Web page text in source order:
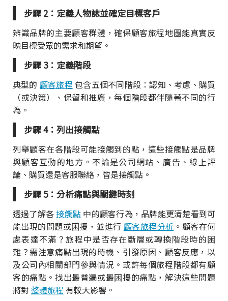
步驟 2：定義人物誌並確定目標客戶
辨識品牌的主要顧客群體，確保顧客旅程地圖能真實反
映目標受眾的需求和期望。
步驟 3：定義階段
典型的 顧客旅程 包含五個不同階段：認知、考慮、購買
（或決策）、保留和推廣，每個階段都伴隨著不同的行
為。
步驟 4：列出接觸點
列舉顧客在各階段可能接觸到的點，這些接觸點是品牌
與顧客互動的地方。不論是公司網站、廣告、線上評
論、購買還是客服聯絡，皆是接觸點。
步驟 5：分析痛點與關鍵時刻
透過了解各接觸點 中的顧客行為，品牌能更清楚看到可
能出現的問題或困擾，並進行 顧客旅程分析 。顧客在何
處表達不滿？旅程中是否存在斷層或轉換階段時的困
難？需注意痛點出現的時機、引發原因、顧客反應，以
及公司內相關部門參與情況。或許每個旅程階段都有顧
客的痛點。找出最普遍或最困擾的痛點，解決這些問題
將對 整體旅程 有較大影響。